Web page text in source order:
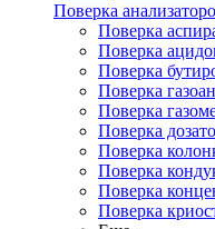
Поверка
Поверка
Поверка
Поверка
Поверка
Поверка
Поверка
Поверка
Поверка
Поверка
Поверка